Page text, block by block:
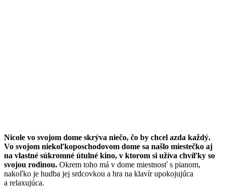
Nicole vo svojom dome skrýva niečo, čo by chcel azda každý.
Vo svojom niekoľkoposchodovom dome sa našlo miestečko aj
na vlastné súkromné útulné kino, v ktorom si užíva chvíľky so
svojou rodinou. Okrem toho má v dome miestnosť s pianom,
nakoľko je hudba jej srdcovkou a hra na klavír upokojujúca
a relaxujúca.